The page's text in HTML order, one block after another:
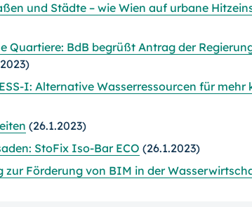
und Städte – wie Wien auf urbane
Quartiere: BdB begrüßt Antrag der
I: Alternative Wasserressourcen für mehr
(26.1.2023)
StoFix Iso-Bar ECO (26.1.2023)
zur Förderung von BIM in der